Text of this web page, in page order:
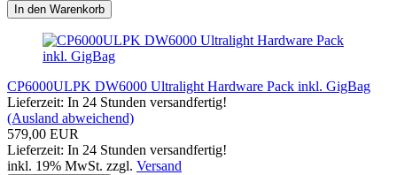
In den Warenkorb
CP6000ULPK DW6000 Ultralight Hardware Pack inkl. GigBag
Lieferzeit: In 24 Stunden versandfertig!
(Ausland abweichend)
579,00 EUR
Lieferzeit: In 24 Stunden versandfertig!
inkl. 19% MwSt. zzgl. Versand